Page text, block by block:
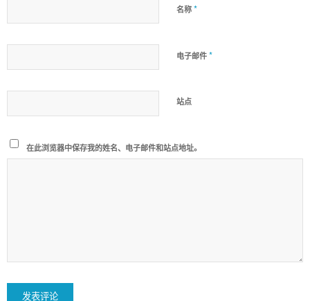
名称 *
电子邮件 *
站点
在此浏览器中保存我的姓名、电子邮件和站点地址。